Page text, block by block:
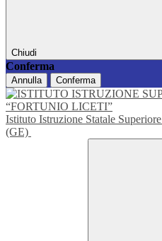
Chiudi
Conferma
Annulla Conferma
Istituto Istruzione Statale Superiore
(GE)